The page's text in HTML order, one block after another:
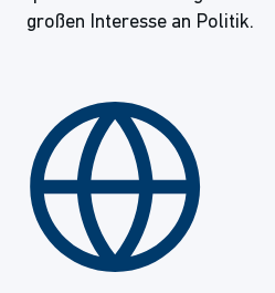
großen Interesse an Politik.